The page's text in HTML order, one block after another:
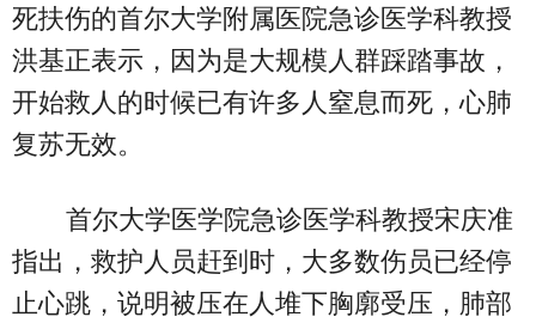
死扶伤的首尔大学附属医院急诊医学科教授
洪基正表示，因为是大规模人群踩踏事故，
开始救人的时候已有许多人窒息而死，心肺
复苏无效。
首尔大学医学院急诊医学科教授宋庆准
指出，救护人员赶到时，大多数伤员已经停
止心跳，说明被压在人堆下胸廓受压，肺部